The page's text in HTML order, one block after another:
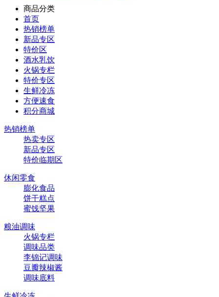
商品分类
首页
热销榜单
新品专区
特价区
酒水乳饮
火锅专栏
特价专区
生鲜冷冻
方便速食
积分商城
热销榜单
热卖专区
新品专区
特价临期区
休闲零食
膨化食品
饼干糕点
蜜饯坚果
粮油调味
火锅专栏
调味品类
李锦记调味
豆瓣辣椒酱
调味底料